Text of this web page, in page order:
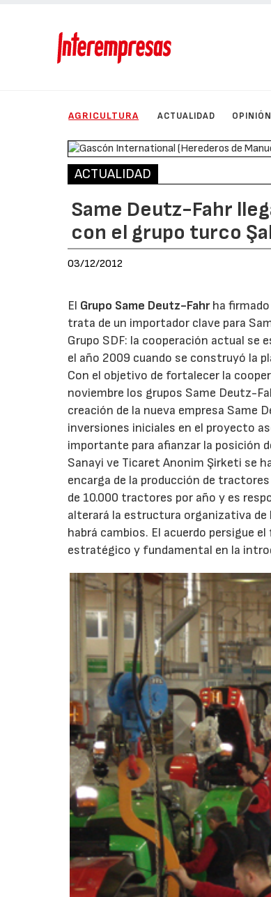
AGRICULTURA ACTUALIDAD OPINIÓN
ACTUALIDAD
Same Deutz-Fahr
con el grupo turco
03/12/2012
El Grupo Same Deutz-Fahrha firmado
trata de un importador clave para
Grupo SDF: la cooperación actual
el año 2009 cuando se construyó la
Con el objetivo de fortalecer la
noviembre los grupos Same Deutz-
creación de la nueva empresa Same
inversiones iniciales en el proyecto
importante para afianzar la posición
Sanayi ve Ticaret Anonim Şirketi se
encarga de la producción de
de 10.000 tractores por año y es
alterará la estructura organizativa de
habrá cambios. El acuerdo persigue
estratégico y fundamental en la